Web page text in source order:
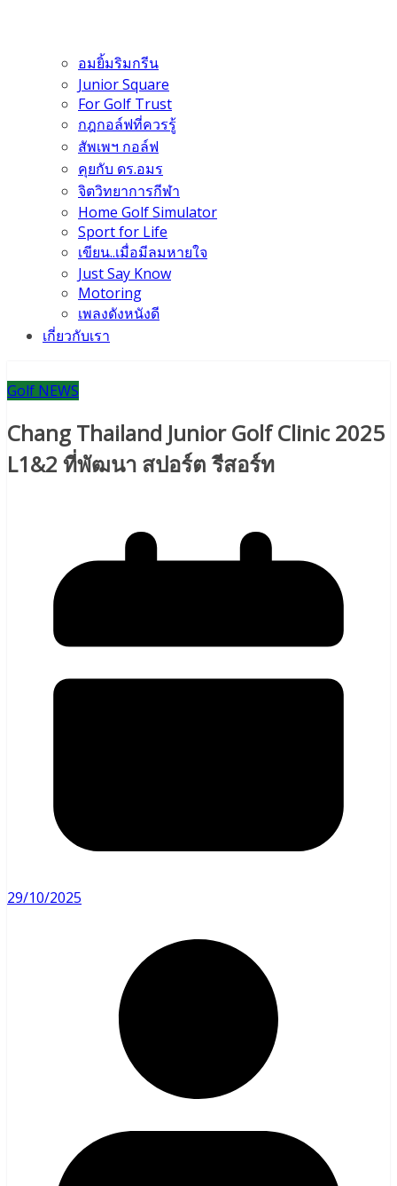
อมยิ้มริมกรีน
Junior Square
For Golf Trust
กฎกอล์ฟที่ควรรู้
สัพเพฯ กอล์ฟ
คุยกับ ดร.อมร
จิตวิทยาการกีฬา
Home Golf Simulator
Sport for Life
เขียน..เมื่อมีลมหายใจ
Just Say Know
Motoring
เพลงดังหนังดี
เกี่ยวกับเรา
Golf NEWS
Chang Thailand Junior Golf Clinic 2025
L1&2 ที่พัฒนา สปอร์ต รีสอร์ท
29/10/2025